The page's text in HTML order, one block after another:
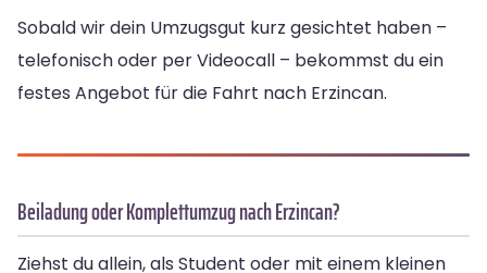
Sobald wir dein Umzugsgut kurz gesichtet haben –
telefonisch oder per Videocall – bekommst du ein
festes Angebot für die Fahrt nach Erzincan.
Beiladung oder Komplettumzug nach Erzincan?
Ziehst du allein, als Student oder mit einem kleinen